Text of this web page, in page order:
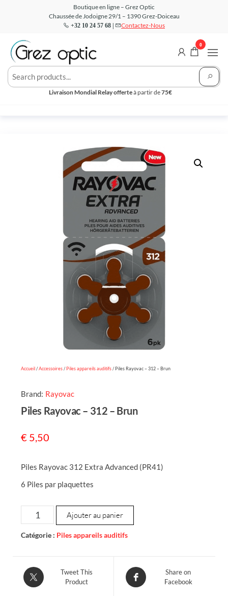
Boutique en ligne – Grez Optic
Chaussée de Jodoigne 29/1 – 1390 Grez-Doiceau
+32 10 24 57 68 | Contactez-Nous
Grez
Optic –
Votre
Opticien
en ligne
Livraison Mondial Relay offerteà partir de75€
0
Accueil/Accessoires/Piles appareils auditifs/ Piles Rayovac – 312 – Brun
Brand: Rayovac
Piles Rayovac – 312 – Brun
€ 5,50
Piles Rayovac 312 Extra Advanced (PR41)
6 Piles par plaquettes
quantité
de
Piles
312
Ajouter au panier
Catégorie : Piles appareils auditifs
Tweet This
Product
Share on
Facebook